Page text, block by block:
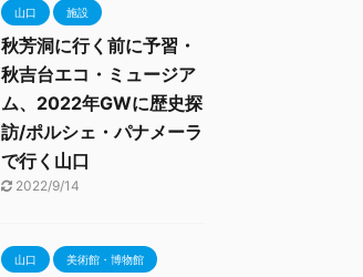
山口 施設
秋芳洞に行く前に予習・
秋吉台エコ・ミュージア
ム、2022年GWに歴史探
訪/ポルシェ・パナメーラ
で行く山口
2022/9/14
山口 美術館・博物館